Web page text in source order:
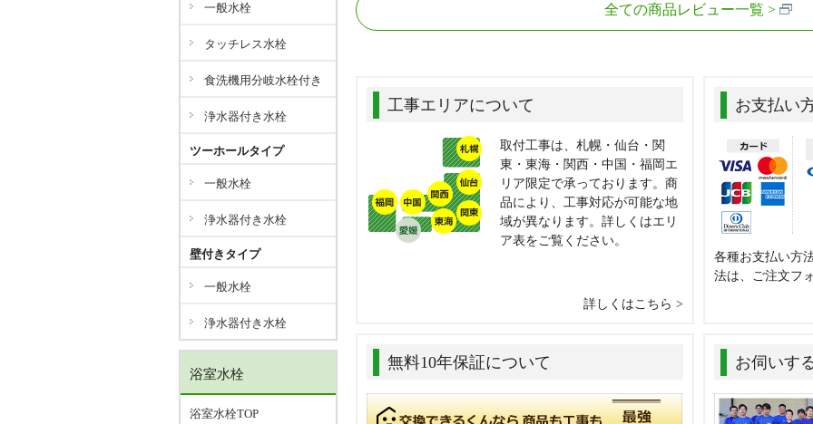
全ての商品レビュー一覧
工事エリアについて
取付工事は、札幌・仙台・関
東・東海・関西・中国・福岡エ
リア限定で承っております。商
品により、工事対応が可能な地
域が異なります。詳しくはエリ
ア表をご覧ください。
詳しくはこちら
お支払い
各種お支払い方
法は、ご注文フ
無料10年保証について お伺いす
一般水栓
タッチレス水栓
食洗機用分岐水栓付き
浄水器付き水栓
ツーホールタイプ
一般水栓
浄水器付き水栓
壁付きタイプ
一般水栓
浄水器付き水栓
浴室水栓
浴室水栓TOP